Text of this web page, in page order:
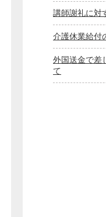
講師謝礼に対
介護休業給付
外国送金で差
て